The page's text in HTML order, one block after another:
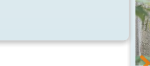
со